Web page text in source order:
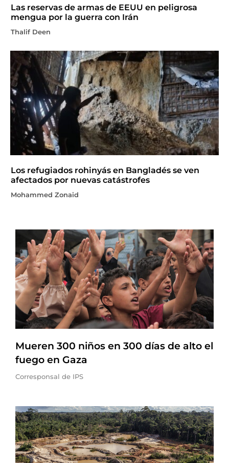
Las reservas de armas de EEUU en peligrosa
mengua por la guerra con Irán
Thalif Deen
Los refugiados rohinyás en Bangladés se ven
afectados por nuevas catástrofes
Mohammed Zonaid
Mueren 300 niños en 300 días de alto el
fuego en Gaza
Corresponsal de IPS